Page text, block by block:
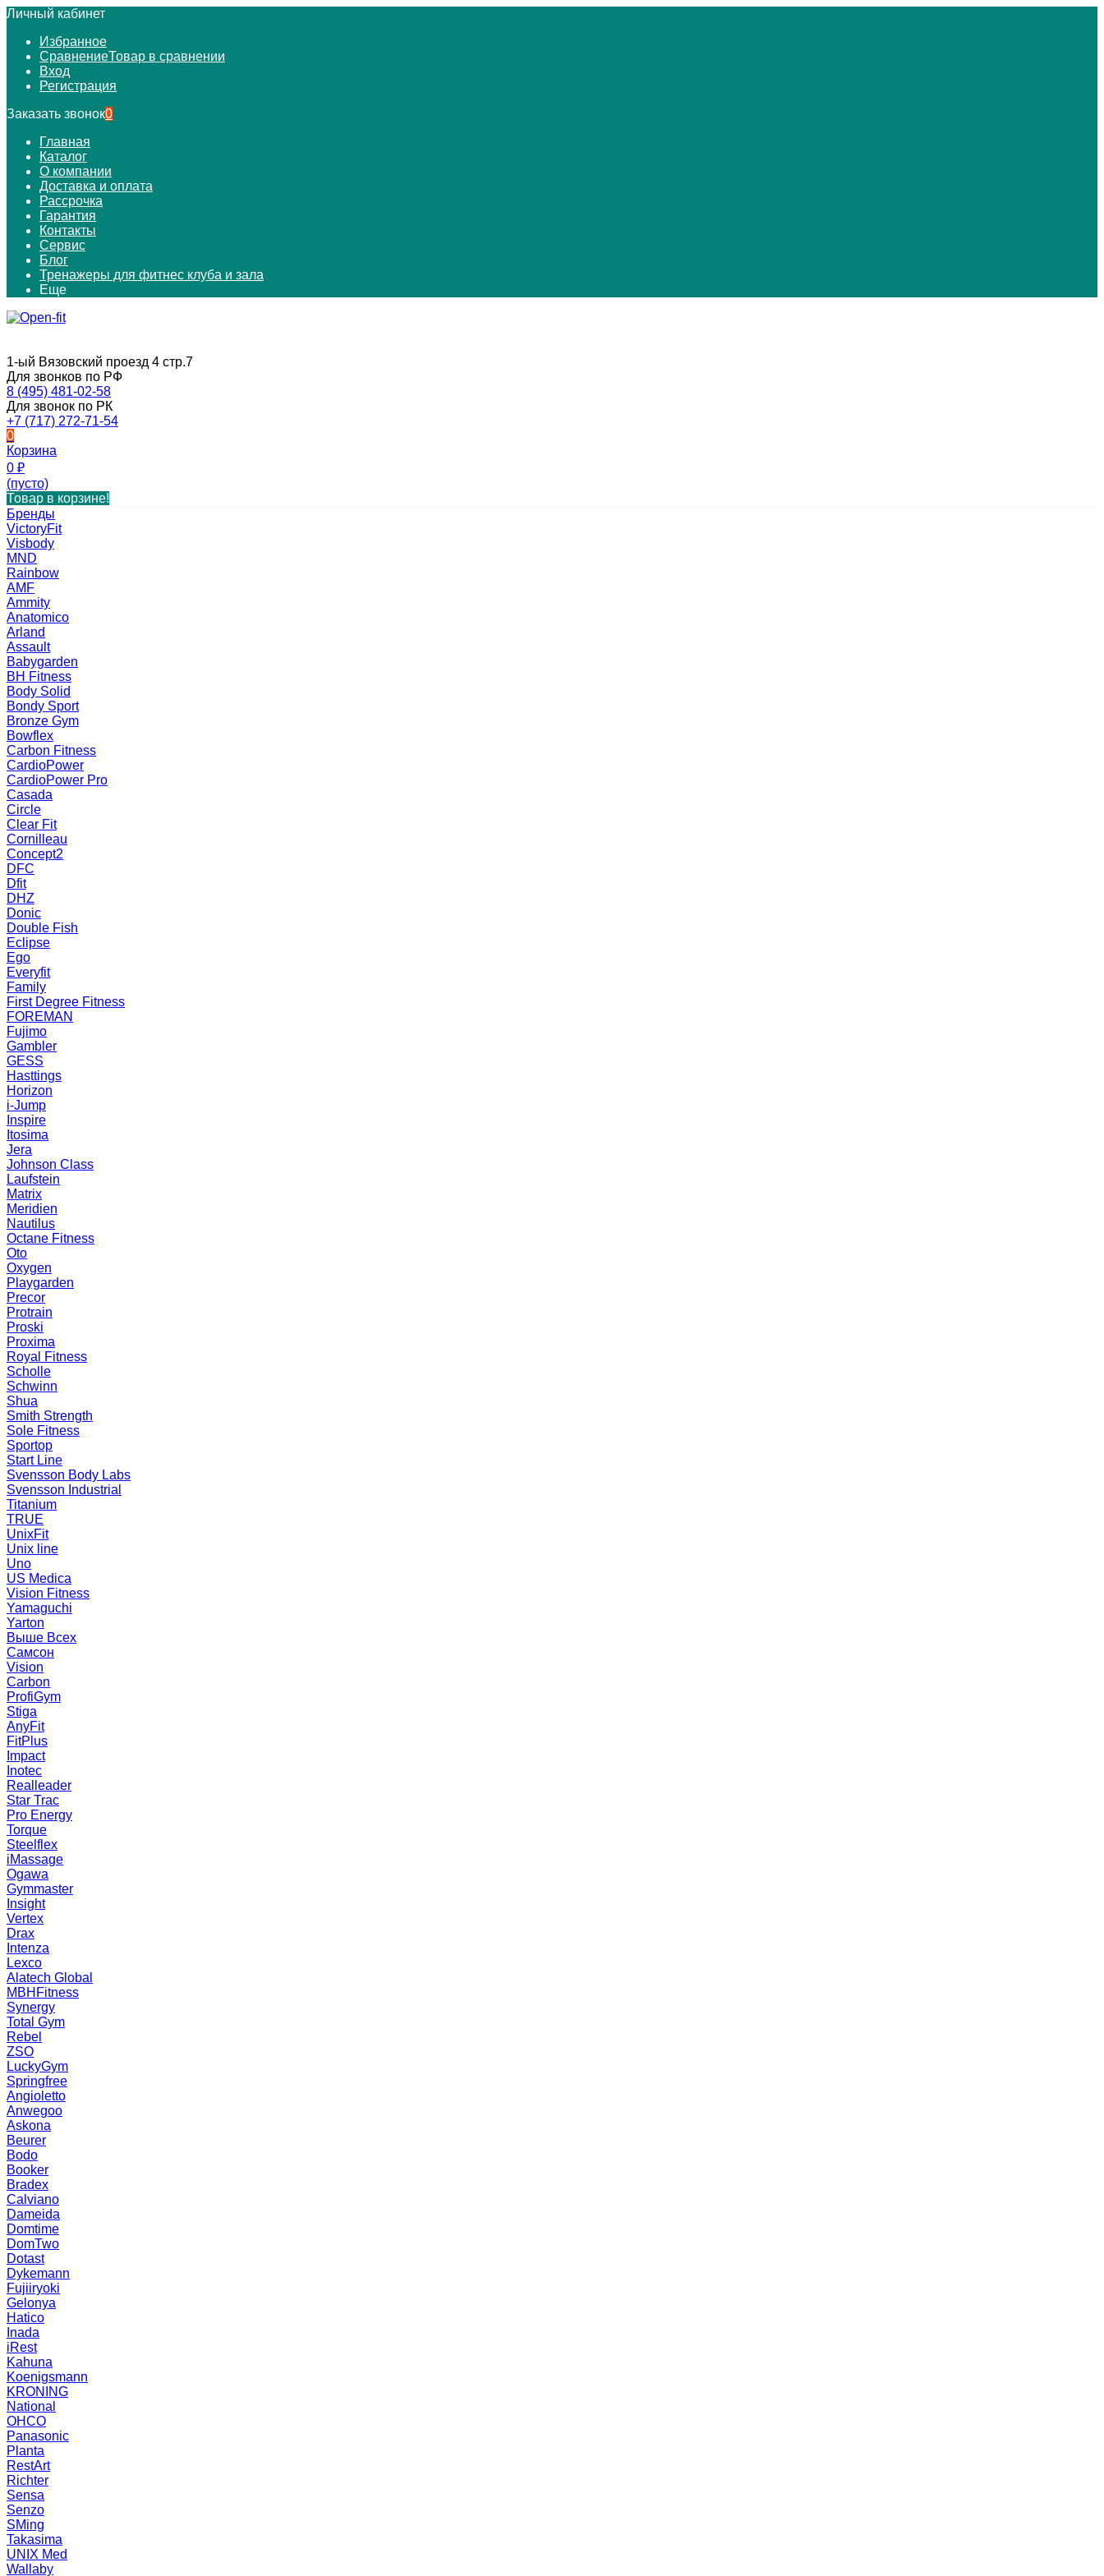
Личный кабинет
Избранное
СравнениеТовар в сравнении
Вход
Регистрация
Заказать звонок0
Главная
Каталог
О компании
Доставка и оплата
Рассрочка
Гарантия
Контакты
Сервис
Блог
Тренажеры для фитнес клуба и зала
Еще
1-ый Вязовский проезд 4 стр.7
Для звонков по РФ
8 (495) 481-02-58
Для звонок по РК
+7 (717) 272-71-54
0
Корзина
0 ₽
(пусто)
Товар в корзине!
Бренды
VictoryFit
Visbody
MND
Rainbow
AMF
Ammity
Anatomico
Arland
Assault
Babygarden
BH Fitness
Body Solid
Bondy Sport
Bronze Gym
Bowflex
Carbon Fitness
CardioPower
CardioPower Pro
Casada
Circle
Clear Fit
Cornilleau
Concept2
DFC
Dfit
DHZ
Donic
Double Fish
Eclipse
Ego
Everyfit
Family
First Degree Fitness
FOREMAN
Fujimo
Gambler
GESS
Hasttings
Horizon
i-Jump
Inspire
Itosima
Jera
Johnson Class
Laufstein
Matrix
Meridien
Nautilus
Octane Fitness
Oto
Oxygen
Playgarden
Precor
Protrain
Proski
Proxima
Royal Fitness
Scholle
Schwinn
Shua
Smith Strength
Sole Fitness
Sportop
Start Line
Svensson Body Labs
Svensson Industrial
Titanium
TRUE
UnixFit
Unix line
Uno
US Medica
Vision Fitness
Yamaguchi
Yarton
Выше Всех
Самсон
Vision
Carbon
ProfiGym
Stiga
AnyFit
FitPlus
Impact
Inotec
Realleader
Star Trac
Pro Energy
Torque
Steelflex
iMassage
Ogawa
Gymmaster
Insight
Vertex
Drax
Intenza
Lexco
Alatech Global
MBHFitness
Synergy
Total Gym
Rebel
ZSO
LuckyGym
Springfree
Angioletto
Anwegoo
Askona
Beurer
Bodo
Booker
Bradex
Calviano
Dameida
Domtime
DomTwo
Dotast
Dykemann
Fujiiryoki
Gelonya
Hatico
Inada
iRest
Kahuna
Koenigsmann
KRONING
National
OHCO
Panasonic
Planta
RestArt
Richter
Sensa
Senzo
SMing
Takasima
UNIX Med
Wallaby